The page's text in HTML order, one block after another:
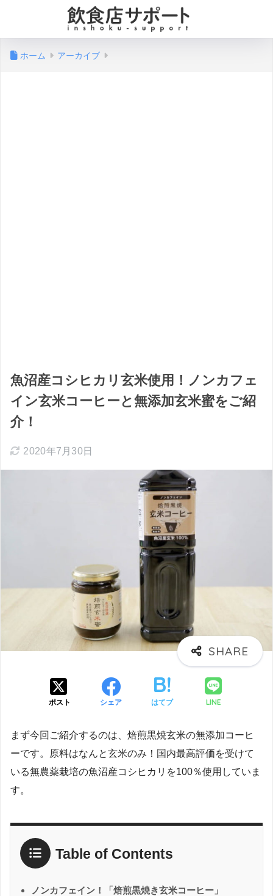
ホーム アーカイブ
魚沼産コシヒカリ玄米使用！ノンカフェ
イン玄米コーヒーと無添加玄米蜜をご紹
介！
2020年7月30日
ポスト シェア はてブ LINE
まず今回ご紹介するのは、焙煎黒焼玄米の無添加コーヒ
ーです。原料はなんと玄米のみ！国内最高評価を受けて
いる無農薬栽培の魚沼産コシヒカリを100％使用していま
す。
Table of Contents
ノンカフェイン！「焙煎黒焼き玄米コーヒー」